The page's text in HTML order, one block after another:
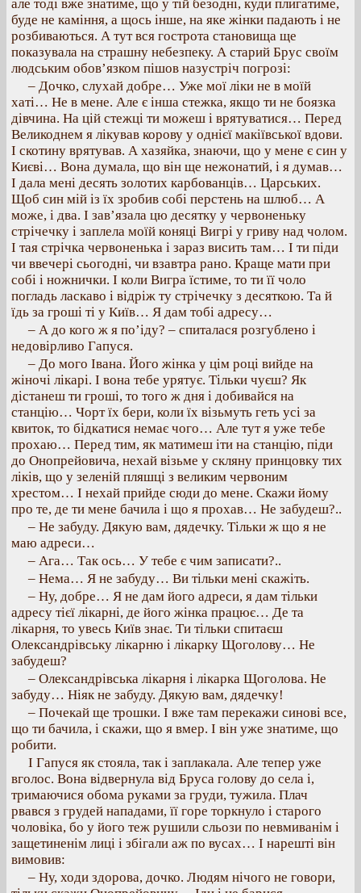
але тоді вже знатиме, що у тій безодні, куди плигатиме,
буде не каміння, а щось інше, на яке жінки падають і не
розбиваються. А тут вся гострота становища ще
показувала на страшну небезпеку. А старий Брус своїм
людським обов’язком пішов назустріч погрозі:
– Дочко, слухай добре… Уже мої ліки не в моїй
хаті… Не в мене. Але є інша стежка, якщо ти не боязка
дівчина. На цій стежці ти можеш і врятуватися… Перед
Великоднем я лікував корову у однієї макіївської вдови.
І скотину врятував. А хазяйка, знаючи, що у мене є син у
Києві… Вона думала, що він ще нежонатий, і я думав…
І дала мені десять золотих карбованців… Царських.
Щоб син мій із їх зробив собі перстень на шлюб… А
може, і два. І зав’язала цю десятку у червоненьку
стрічечку і заплела моїй коняці Вигрі у гриву над чолом.
І тая стрічка червоненька і зараз висить там… І ти піди
чи ввечері сьогодні, чи взавтра рано. Краще мати при
собі і ножнички. І коли Вигра їстиме, то ти її чоло
погладь ласкаво і відріж ту стрічечку з десяткою. Та й
їдь за гроші ті у Київ… Я дам тобі адресу…
– А до кого ж я по’іду? – спиталася розгублено і
недовірливо Гапуся.
– До мого Івана. Його жінка у цім році вийде на
жіночі лікарі. І вона тебе урятує. Тільки чуєш? Як
дістанеш ти гроші, то того ж дня і добивайся на
станцію… Чорт їх бери, коли їх візьмуть геть усі за
квиток, то бідкатися немає чого… Але тут я уже тебе
прохаю… Перед тим, як матимеш іти на станцію, піди
до Онопрейовича, нехай візьме у скляну принцовку тих
ліків, що у зеленій пляшці з великим червоним
хрестом… І нехай прийде сюди до мене. Скажи йому
про те, де ти мене бачила і що я прохав… Не забудеш?..
– Не забуду. Дякую вам, дядечку. Тільки ж що я не
маю адреси…
– Ага… Так ось… У тебе є чим записати?..
– Нема… Я не забуду… Ви тільки мені скажіть.
– Ну, добре… Я не дам його адреси, я дам тільки
адресу тієї лікарні, де його жінка працює… Де та
лікарня, то увесь Київ знає. Ти тільки спитаєш
Олександрівську лікарню і лікарку Щоголову… Не
забудеш?
– Олександрівська лікарня і лікарка Щоголова. Не
забуду… Ніяк не забуду. Дякую вам, дядечку!
– Почекай ще трошки. І вже там перекажи синові все,
що ти бачила, і скажи, що я вмер. І він уже знатиме, що
робити.
І Гапуся як стояла, так і заплакала. Але тепер уже
вголос. Вона відвернула від Бруса голову до села і,
тримаючися обома руками за груди, тужила. Плач
рвався з грудей нападами, її горе торкнуло і старого
чоловіка, бо у його теж рушили сльози по невмиванім і
защетиненім лиці і збігали аж по вусах… І нарешті він
вимовив:
– Ну, ходи здорова, дочко. Людям нічого не говори,